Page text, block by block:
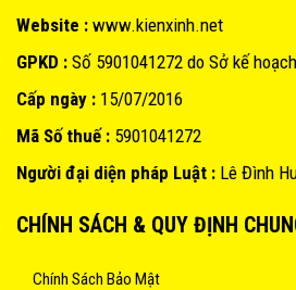
Website : www.kienxinh.net
GPKD : Số 5901041272 do Sở kế
Cấp ngày : 15/07/2016
Mã Số thuế : 5901041272
Người đại diện pháp Luật : Lê Đình
CHÍNH SÁCH & QUY ĐỊNH
Chính Sách Bảo Mật